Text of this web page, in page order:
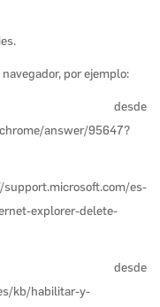
por ejemplo:
desde
answer/95647?
es-
explorer-delete-
desde
kb/habilitar-y-